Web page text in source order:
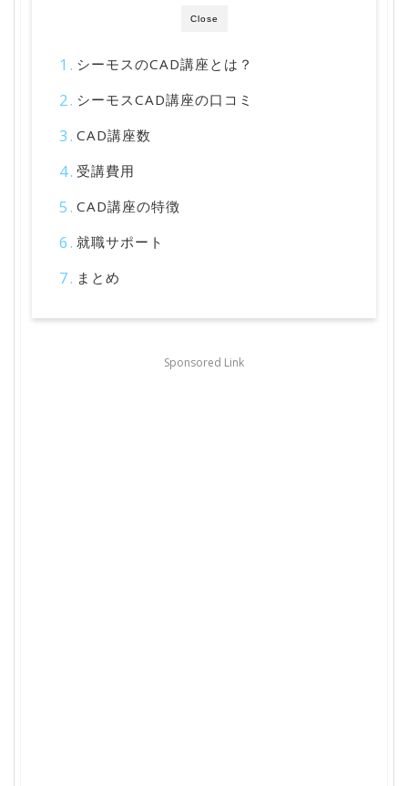
Close
シーモスのCAD講座とは？
シーモスCAD講座の口コミ
CAD講座数
受講費用
CAD講座の特徴
就職サポート
まとめ
Sponsored Link